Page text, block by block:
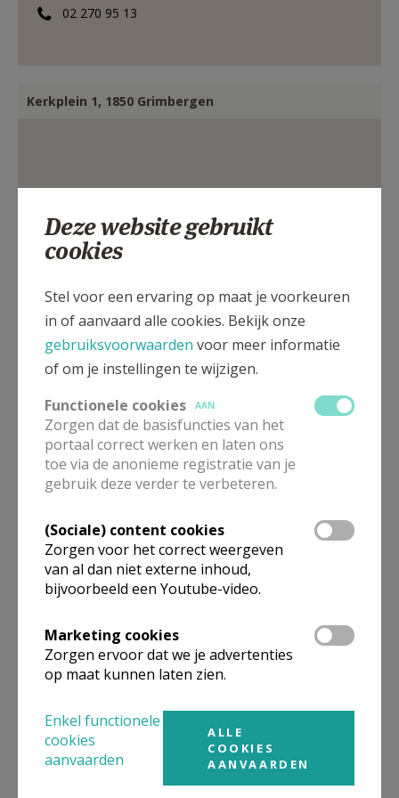
AANMELDEN OF REGISTREREN
02 270 95 13
Kerkplein 1, 1850 Grimbergen
meewerkend priester
De heer Elia Cantaert
Brusselsesteenweg 11 b 4
0471 36 23 70
Stuur een mailtje
Google Maps
Organisatiestructuur
Niet gevonden wat je zocht? Hier vind je links naar de
gegevens van andere organisaties op het boven-,
onderliggende of gelijke niveau.
Deze website gebruikt
cookies
Stel voor een ervaring op maat je voorkeuren
in of aanvaard alle cookies. Bekijk onze
gebruiksvoorwaarden voor meer informatie
of om je instellingen te wijzigen.
Functionele cookies
AAN
Zorgen dat de basisfuncties van het
portaal correct werken en laten ons
toe via de anonieme registratie van je
gebruik deze verder te verbeteren.
(Sociale) content cookies
Zorgen voor het correct weergeven
van al dan niet externe inhoud,
bijvoorbeeld een Youtube-video.
Marketing cookies
Zorgen ervoor dat we je advertenties
op maat kunnen laten zien.
Enkel functionele
cookies
aanvaarden
ALLE
COOKIES
AANVAARDEN